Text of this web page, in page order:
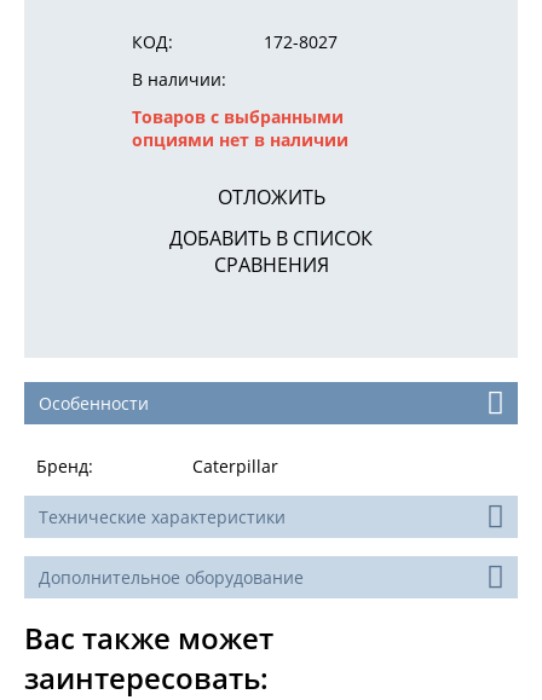
КОД:
172-8027
В наличии:
Товаров с выбранными
опциями нет в наличии
ОТЛОЖИТЬ
ДОБАВИТЬ В СПИСОК
СРАВНЕНИЯ
Особенности
Бренд: Caterpillar
Технические характеристики
Дополнительное оборудование
Вас также может
заинтересовать: